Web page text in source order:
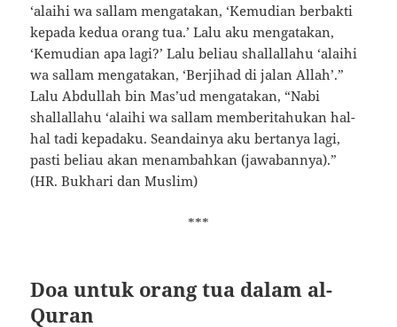
‘alaihi wa sallam mengatakan, ‘Kemudian berbakti
kepada kedua orang tua.’ Lalu aku mengatakan,
‘Kemudian apa lagi?’ Lalu beliau shallallahu ‘alaihi
wa sallam mengatakan, ‘Berjihad di jalan Allah’.”
Lalu Abdullah bin Mas’ud mengatakan, “Nabi
shallallahu ‘alaihi wa sallam memberitahukan hal-
hal tadi kepadaku. Seandainya aku bertanya lagi,
pasti beliau akan menambahkan (jawabannya).”
(HR. Bukhari dan Muslim)
***
Doa untuk orang tua dalam al-
Quran